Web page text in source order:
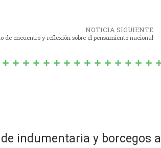
NOTICIA SIGUIENTE
de encuentro y reflexión sobre el pensamiento nacional
indumentaria y borcegos a